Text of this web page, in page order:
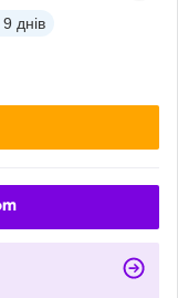
9 днів